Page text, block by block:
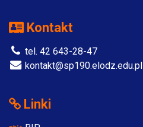
Kontakt
tel. 42 643-28-47
kontakt@sp190.elodz.edu.pl
Linki